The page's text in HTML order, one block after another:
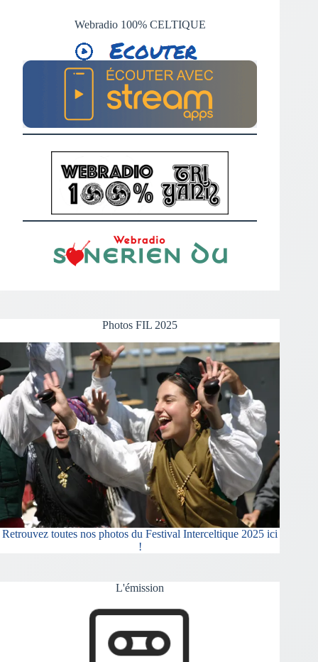
Webradio 100% CELTIQUE
Photos FIL 2025
Retrouvez toutes nos photos du Festival Interceltique 2025 ici
!
L'émission